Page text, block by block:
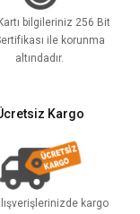
bilgileriniz 256 Bit
ile korunma
altındadır.
Kargo
kargo